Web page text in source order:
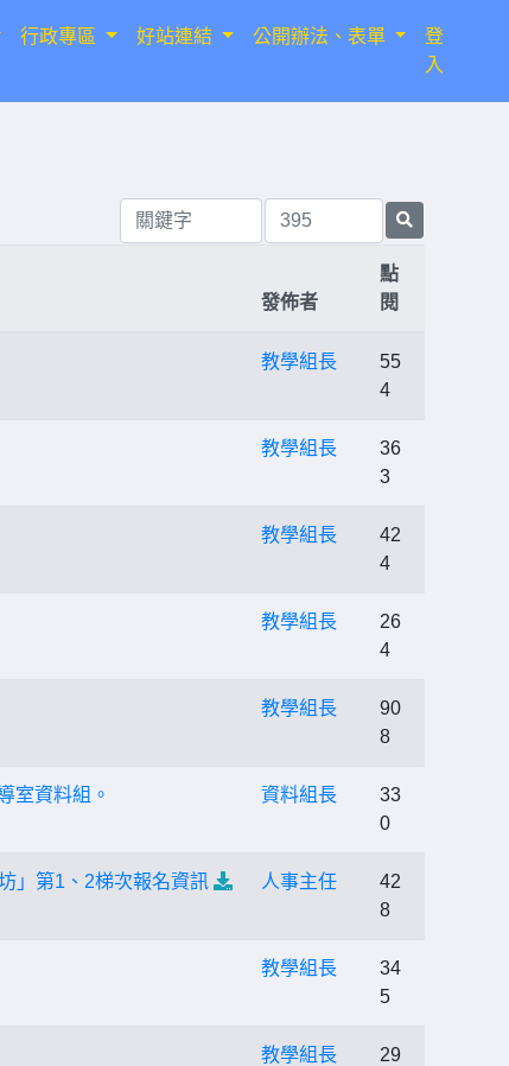
行政專區 好站連結 公開辦法、表單
登
入
發佈者
點
閱
教學組長
55
4
教學組長
36
3
教學組長
42
4
教學組長
26
4
教學組長
90
8
室資料組。 資料組長
33
0
」第1、2梯次報名資訊 人事主任
42
8
教學組長
34
5
教學組長
29